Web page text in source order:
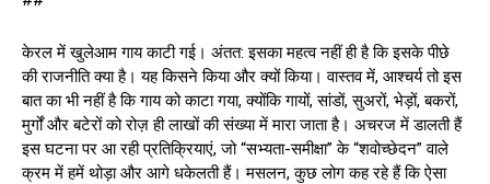
केरल में खुलेआम गाय काटी गई। अंतत: इसका महत्व नहीं ही है कि इसके पीछे
की राजनीति क्या है। यह किसने किया और क्यों किया। वास्तव में, आश्चर्य तो इस
बात का भी नहीं है कि गाय को काटा गया, क्योंकि गायों, सांडों, सुअरों, भेड़ों, बकरों,
मुर्गों और बटेरों को रोज़ ही लाखों की संख्या में मारा जाता है। अचरज में डालती हैं
इस घटना पर आ रही प्रतिक्रियाएं, जो “सभ्यता-समीक्षा” के “शवोच्छेदन” वाले
क्रम में हमें थोड़ा और आगे धकेलती हैं। मसलन, कुछ लोग कह रहे हैं कि ऐसा